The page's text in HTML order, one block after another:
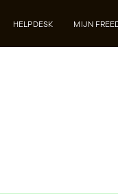
HELPDESK MIJN